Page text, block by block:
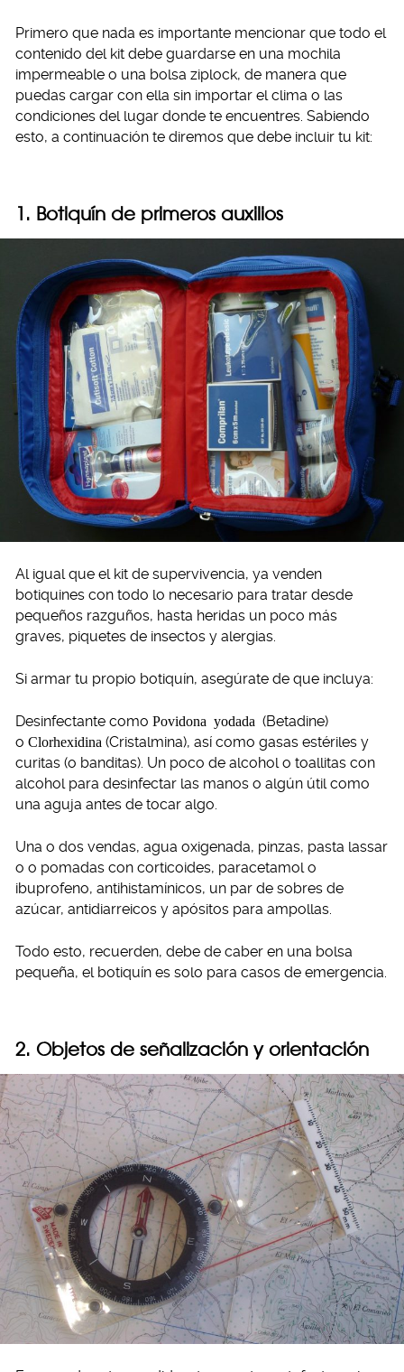
Primero que nada es importante mencionar que todo el
contenido del kit debe guardarse en una mochila
impermeable o una bolsa ziplock, de manera que
puedas cargar con ella sin importar el clima o las
condiciones del lugar donde te encuentres. Sabiendo
esto, a continuación te diremos que debe incluir tu kit:
1. Botiquín de primeros auxilios
Al igual que el kit de supervivencia, ya venden
botiquines con todo lo necesario para tratar desde
pequeños razguños, hasta heridas un poco más
graves, piquetes de insectos y alergias.
Si armar tu propio botiquín, asegúrate de que incluya:
Desinfectante como Povidona yodada (Betadine)
o Clorhexidina (Cristalmina), así como gasas estériles y
curitas (o banditas). Un poco de alcohol o toallitas con
alcohol para desinfectar las manos o algún útil como
una aguja antes de tocar algo.
Una o dos vendas, agua oxigenada, pinzas, pasta lassar
o o pomadas con corticoides, paracetamol o
ibuprofeno, antihistamínicos, un par de sobres de
azúcar, antidiarreicos y apósitos para ampollas.
Todo esto, recuerden, debe de caber en una bolsa
pequeña, el botiquín es solo para casos de emergencia.
2. Objetos de señalización y orientación